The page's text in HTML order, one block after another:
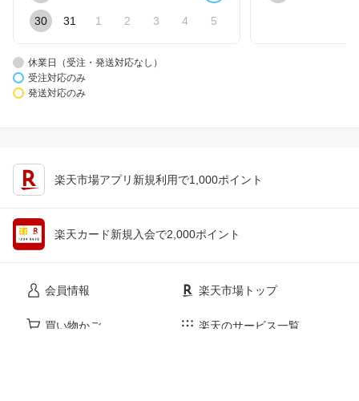
30 31 1 2 3 4 5
休業日（受注・発送対応なし）
受注対応のみ
発送対応のみ
楽天市場アプリ新規利用で1,000ポイント
楽天カード新規入会で2,000ポイント
会員情報
買い物かご
楽天市場トップ
楽天のサービス一覧